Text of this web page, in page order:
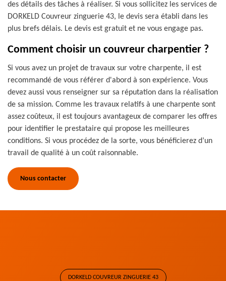
des détails des tâches à réaliser. Si vous sollicitez les services de
DORKELD Couvreur zinguerie 43, le devis sera établi dans les
plus brefs délais. Le devis est gratuit et ne vous engage pas.
Comment choisir un couvreur charpentier ?
Si vous avez un projet de travaux sur votre charpente, il est
recommandé de vous référer d'abord à son expérience. Vous
devez aussi vous renseigner sur sa réputation dans la réalisation
de sa mission. Comme les travaux relatifs à une charpente sont
assez coûteux, il est toujours avantageux de comparer les offres
pour identifier le prestataire qui propose les meilleures
conditions. Si vous procédez de la sorte, vous bénéficierez d’un
travail de qualité à un coût raisonnable.
Nous contacter
DORKELD COUVREUR ZINGUERIE 43